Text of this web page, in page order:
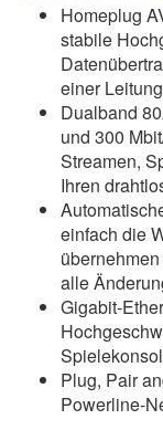
Homeplug
stabile
einer
Dualband
und 300
Streamen,
Ihren
einfach die
alle
Gigabit-
Plug, Pair
Powerline-